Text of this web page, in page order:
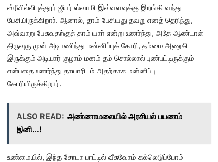
ஸ்ரீவில்லிபுத்தூர் ஜீயர் ஸ்வாமி இவ்வளவுக்கு இறங்கி வந்து
பேசியிருக்கிறார். ஆனால், தாம் பேசியது தவறு எனத் தெரிந்து,
அவ்வாறு பேசுவதற்குத் தாம் யார் என்று உணர்ந்து, அதே ஆண்டாள்
திருவுரு முன் அடிபணிந்து மன்னிப்புக் கோரி, தம்மை அணுகி
இருக்கும் அடியார் குழாம் மனம் தம் சொல்லால் புண்பட்டிருக்கும்
என்பதை உணர்ந்து தாயாரிடம் அதற்காக மன்னிப்பு
கோரியிருக்கிறார்.
ALSO READ: அண்ணாமலையில் அரசியல் பயணம்
இனி...!
உண்மையில், இந்த சோடா பாட்டில் வீசுவோம் கல்லெடுப்போம்